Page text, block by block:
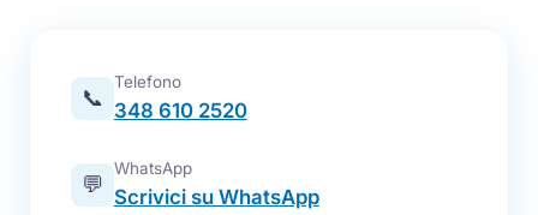
📞
Telefono
348 610 2520
💬
WhatsApp
Scrivici su WhatsApp